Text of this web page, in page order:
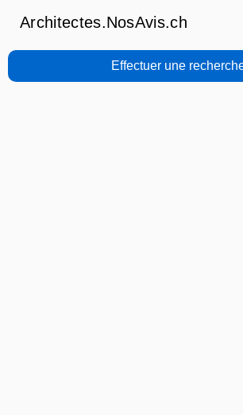
Architectes.NosAvis.ch
Effectuer une